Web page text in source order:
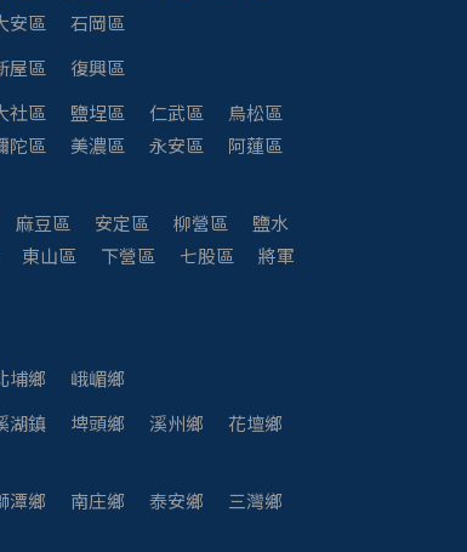
安區
石岡區
屋區
復興區
社區 鹽埕區 仁武區
鳥松區
陀區 美濃區 永安區
阿蓮區
麻豆區 安定區 柳營區
鹽水
東山區 下營區 七股區
將軍
埔鄉
峨嵋鄉
湖鎮 埤頭鄉 溪州鄉
花壇鄉
潭鄉 南庄鄉 泰安鄉
三灣鄉